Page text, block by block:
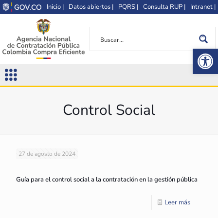
Inicio | Datos abiertos | PQRS | Consulta RUP | Intranet |
Control Social
27 de agosto de 2024
Guía para el control social a la contratación en la gestión pública
Leer más